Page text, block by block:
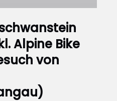
Alpine Bike
von